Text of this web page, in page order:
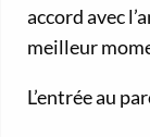
accord avec
meilleur
L’entrée au